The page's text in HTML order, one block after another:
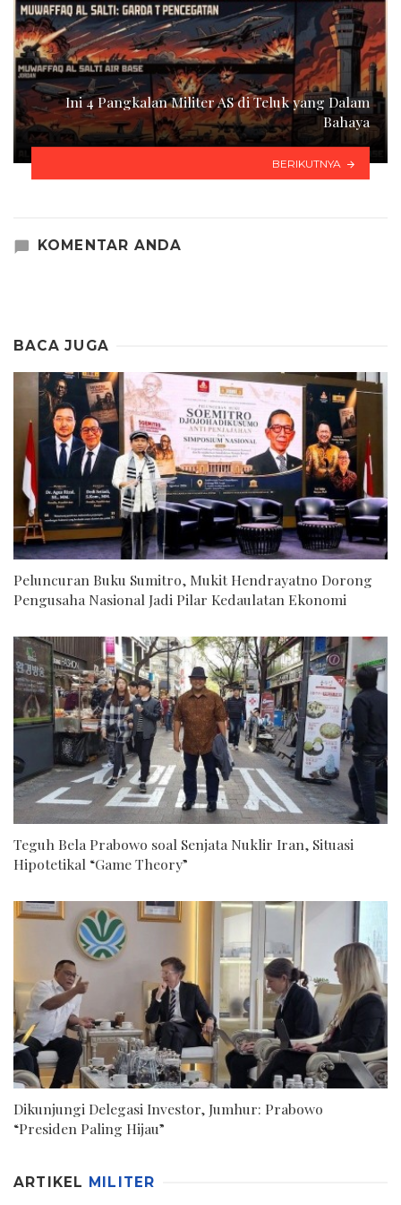
Ini 4 Pangkalan Militer AS di Teluk yang Dalam
Bahaya
BERIKUTNYA
KOMENTAR ANDA
BACA JUGA
Peluncuran Buku Sumitro, Mukit Hendrayatno Dorong
Pengusaha Nasional Jadi Pilar Kedaulatan Ekonomi
Teguh Bela Prabowo soal Senjata Nuklir Iran, Situasi
Hipotetikal “Game Theory”
Dikunjungi Delegasi Investor, Jumhur: Prabowo
“Presiden Paling Hijau”
ARTIKEL MILITER